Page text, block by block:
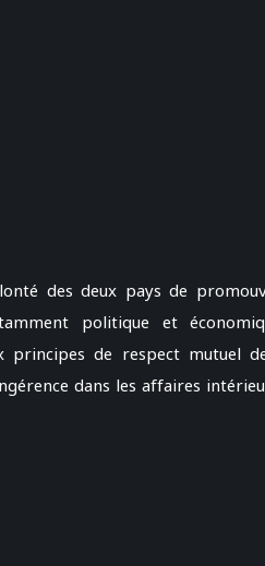
des deux pays de
politique et
de respect mutuel
dans les affaires